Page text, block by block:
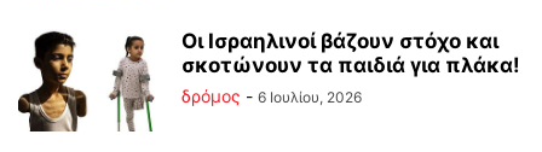
Οι Ισραηλινοί βάζουν στόχο και
σκοτώνουν τα παιδιά για πλάκα!
δρόμος - 6 Ιουλίου, 2026